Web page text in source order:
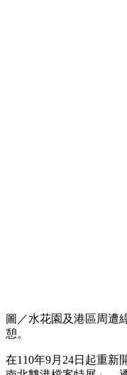
圖／水花園及港區周遭
憩。
在110年9月24日起重新